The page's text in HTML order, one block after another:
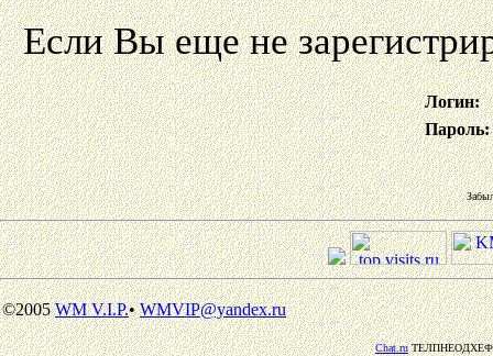
Если Вы еще не
Логин:
Пароль:
©2005WM V.I.P.•WMVIP@yandex.ru
Chat.ru